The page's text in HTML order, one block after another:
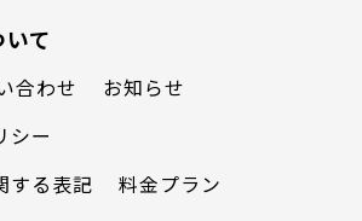
さらに店内にキッズスペー
をＡさんに提案し、Ａさん
し合いながらスペースをつ
て
合わせ
お知らせ
シー
する表記
料金プラン